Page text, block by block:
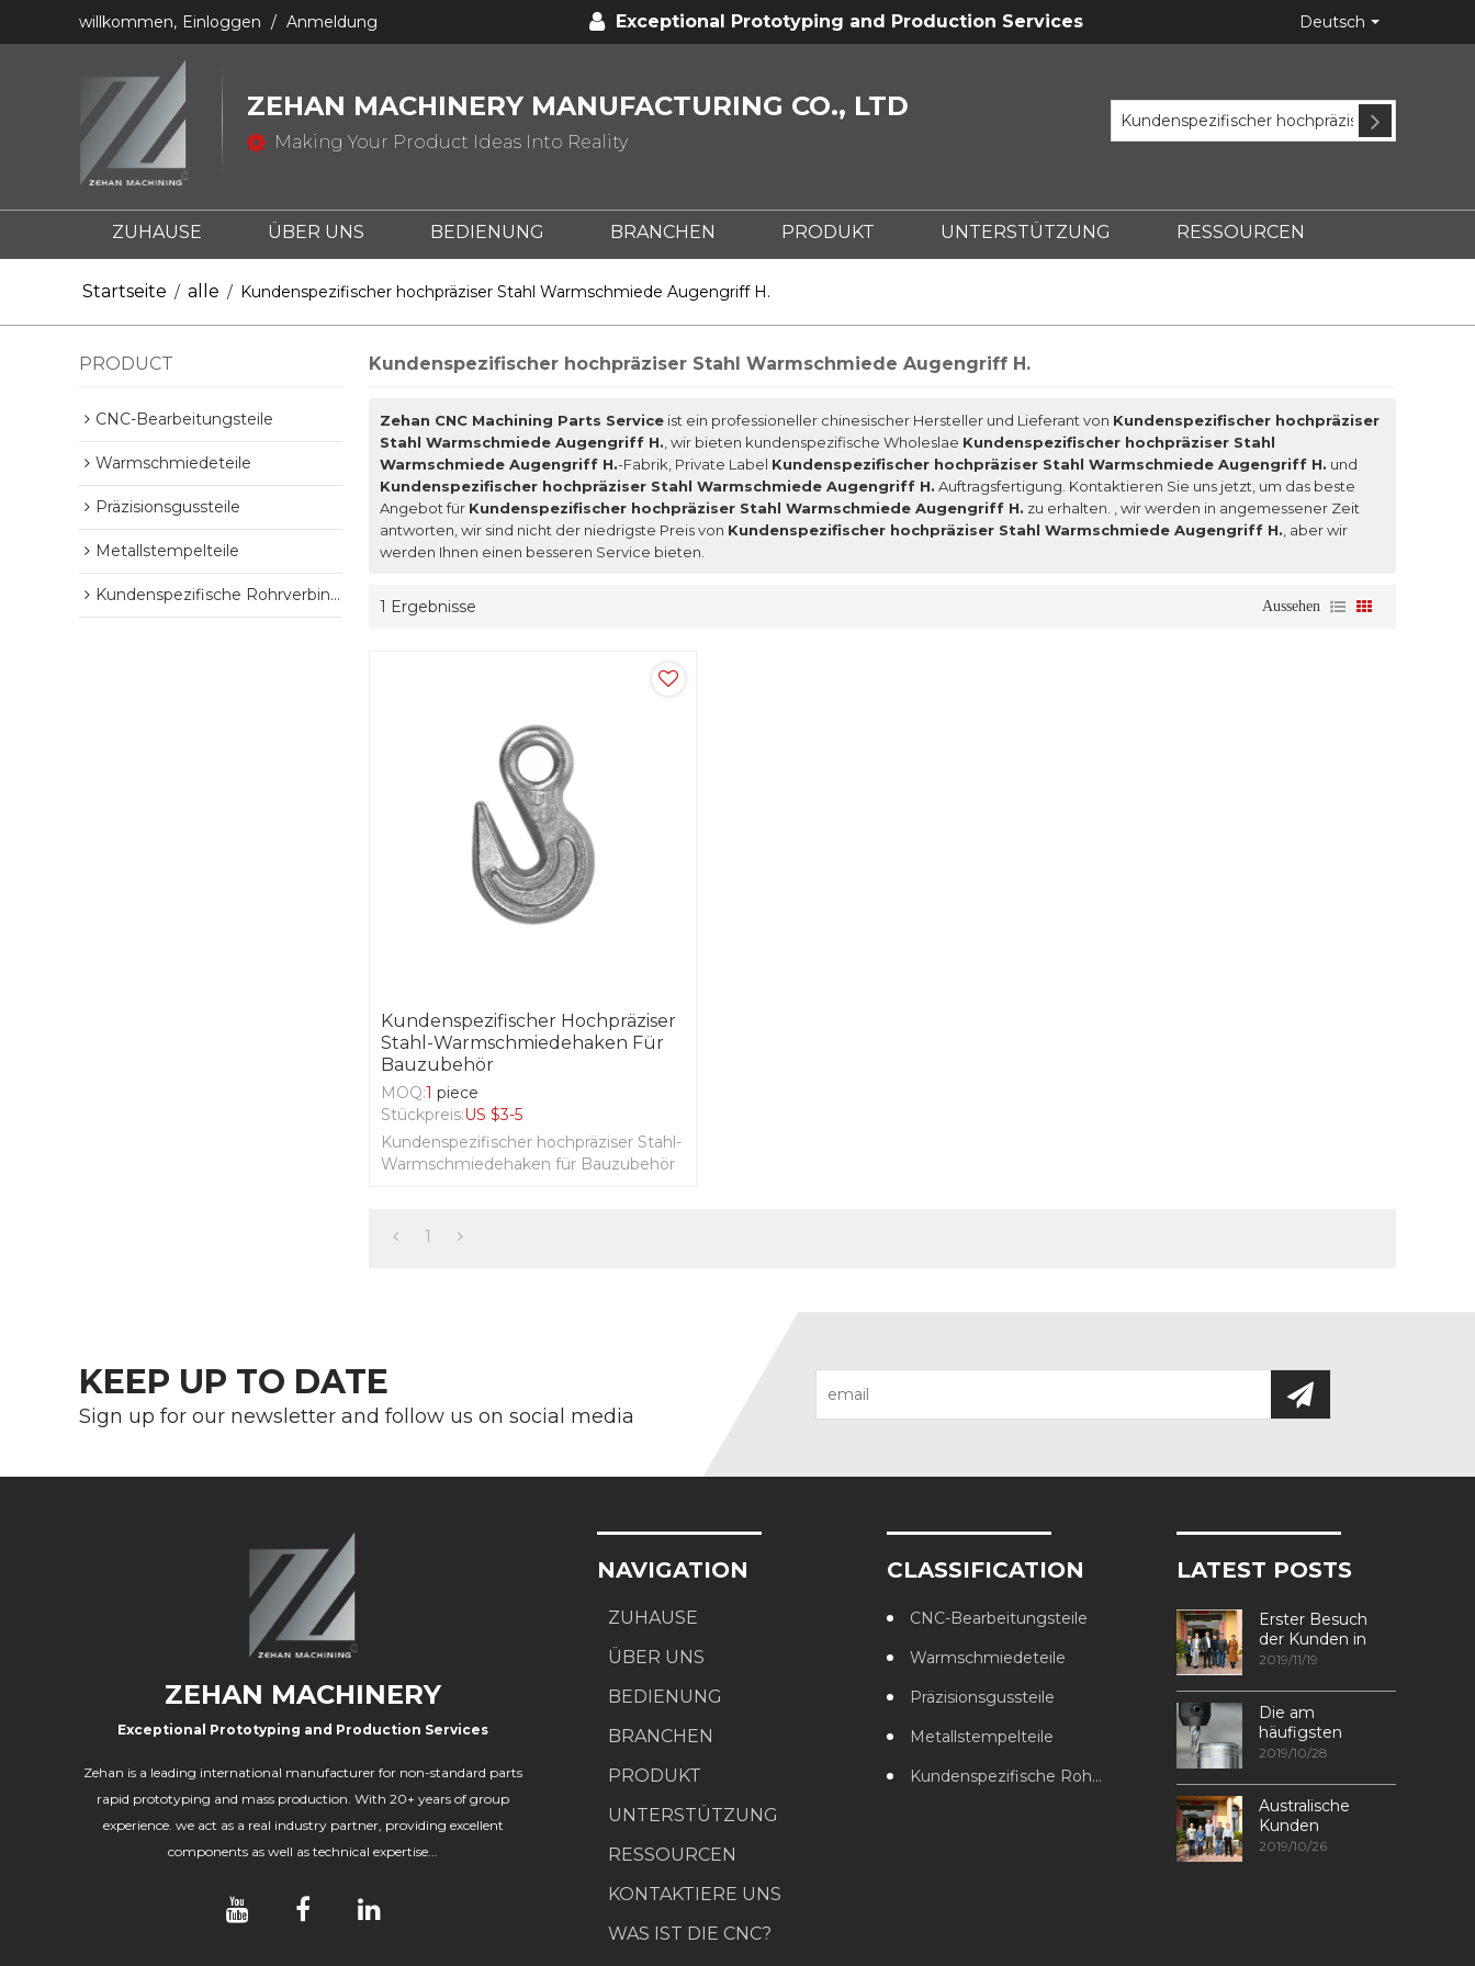
willkommen, Einloggen / Anmeldung Exceptional Prototyping and Production Services Deutsch
ZEHAN MACHINERY MANUFACTURING CO., LTD
Making Your Product Ideas Into Reality
ZUHAUSE ÜBER UNS BEDIENUNG BRANCHEN PRODUKT UNTERSTÜTZUNG RESSOURCEN
Startseite / alle / Kundenspezifischer hochpräziser Stahl Warmschmiede Augengriff H.
PRODUCT
CNC-Bearbeitungsteile
Warmschmiedeteile
Präzisionsgussteile
Metallstempelteile
Kundenspezifische Rohrverbindungsstücke
Kundenspezifischer hochpräziser Stahl Warmschmiede Augengriff H.
Zehan CNC Machining Parts Service ist ein professioneller chinesischer Hersteller und Lieferant von Kundenspezifischer hochpräziser
Stahl Warmschmiede Augengriff H. , wir bieten kundenspezifische Wholeslae Kundenspezifischer hochpräziser Stahl
Warmschmiede Augengriff H.-Fabrik, Private Label Kundenspezifischer hochpräziser Stahl Warmschmiede Augengriff H. und
Kundenspezifischer hochpräziser Stahl Warmschmiede Augengriff H. Auftragsfertigung. Kontaktieren Sie uns jetzt, um das beste
Angebot für Kundenspezifischer hochpräziser Stahl Warmschmiede Augengriff H. zu erhalten. , wir werden in angemessener Zeit
antworten, wir sind nicht der niedrigste Preis von Kundenspezifischer hochpräziser Stahl Warmschmiede Augengriff H. , aber wir
werden Ihnen einen besseren Service bieten.
1 Ergebnisse Aussehen
Kundenspezifischer Hochpräziser
Stahl-Warmschmiedehaken Für
Bauzubehör
MOQ:1 piece
Stückpreis:US $3-5
Kundenspezifischer hochpräziser Stahl-
Warmschmiedehaken für Bauzubehör
1
KEEP UP TO DATE
Sign up for our newsletter and follow us on social media
ZEHAN MACHINERY
Exceptional Prototyping and Production Services
Zehan is a leading international manufacturer for non-standard parts
rapid prototyping and mass production. With 20+ years of group
experience. we act as a real industry partner, providing excellent
components as well as technical expertise...
NAVIGATION
ZUHAUSE
ÜBER UNS
BEDIENUNG
BRANCHEN
PRODUKT
UNTERSTÜTZUNG
RESSOURCEN
KONTAKTIERE UNS
WAS IST DIE CNC?
CLASSIFICATION
CNC-Bearbeitungsteile
Warmschmiedeteile
Präzisionsgussteile
Metallstempelteile
Kundenspezifische Rohrverbindungsstücke
LATEST POSTS
Erster Besuch
der Kunden in
unserer Fabrik
2019/11/19
Die am
häufigsten
verwendeten
Gewindebearbeitung
in CNC-
Bearbeitungszentren
2019/10/28
Australische
Kunden
besuchen
2019/10/26